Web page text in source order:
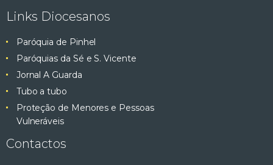
Links Diocesanos
Paróquia de Pinhel
Paróquias da Sé e S. Vicente
Jornal A Guarda
Tubo a tubo
Proteção de Menores e Pessoas
Vulneráveis
Contactos